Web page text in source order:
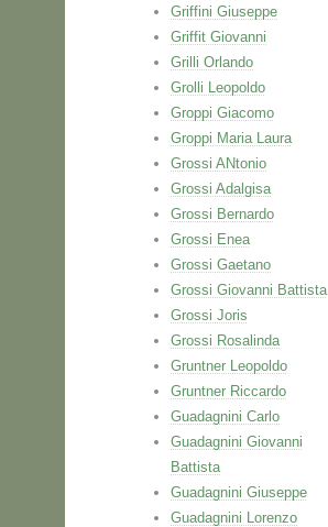
Griffini Giuseppe
Griffit Giovanni
Grilli Orlando
Grolli Leopoldo
Groppi Giacomo
Groppi Maria Laura
Grossi ANtonio
Grossi Adalgisa
Grossi Bernardo
Grossi Enea
Grossi Gaetano
Grossi Giovanni Battista
Grossi Joris
Grossi Rosalinda
Gruntner Leopoldo
Gruntner Riccardo
Guadagnini Carlo
Guadagnini Giovanni
Battista
Guadagnini Giuseppe
Guadagnini Lorenzo